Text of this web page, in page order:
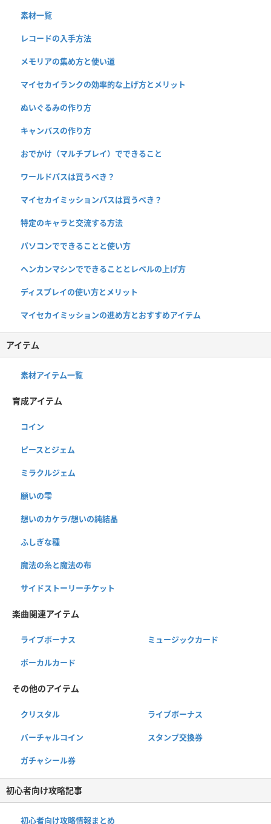
素材一覧
レコードの入手方法
メモリアの集め方と使い道
マイセカイランクの効率的な上げ方とメリット
ぬいぐるみの作り方
キャンバスの作り方
おでかけ（マルチプレイ）でできること
ワールドパスは買うべき？
マイセカイミッションパスは買うべき？
特定のキャラと交流する方法
パソコンでできることと使い方
ヘンカンマシンでできることとレベルの上げ方
ディスプレイの使い方とメリット
マイセカイミッションの進め方とおすすめアイテム
アイテム
素材アイテム一覧
育成アイテム
コイン
ピースとジェム
ミラクルジェム
願いの雫
想いのカケラ/想いの純結晶
ふしぎな種
魔法の糸と魔法の布
サイドストーリーチケット
楽曲関連アイテム
ライブボーナス ミュージックカード
ボーカルカード
その他のアイテム
クリスタル ライブボーナス
バーチャルコイン スタンプ交換券
ガチャシール券
初心者向け攻略記事
初心者向け攻略情報まとめ